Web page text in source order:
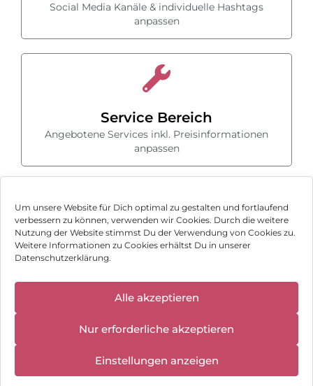
Um unsere Website für Dich optimal zu gestalten und fortlaufend
verbessern zu können, verwenden wir Cookies. Durch die weitere
Nutzung der Website stimmst Du der Verwendung von Cookies zu.
Weitere Informationen zu Cookies erhältst Du in unserer
Datenschutzerklärung.
Alle akzeptieren
Nur erforderliche akzeptieren
Einstellungen anzeigen
Social Media Kanäle & individuelle Hashtags
anpassen
Service Bereich
Angebotene Services inkl. Preisinformationen
anpassen
Impressum
Hinweis zur Batterieentsorgung
Newsletter
geschlossen:
10.08.2026 -
18.08.2026